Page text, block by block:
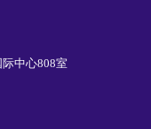
中心808室